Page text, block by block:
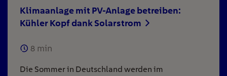
Klimaanlage mit PV-Anlage betreiben:
Kühler Kopf dank Solarstrom
8 min
Die Sommer in Deutschland werden im